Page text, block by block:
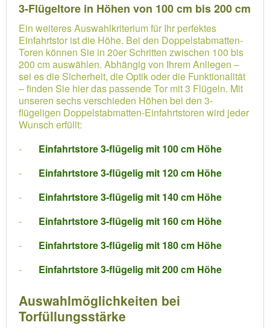
3-Flügeltore in Höhen von 100 cm bis 200 cm
Ein weiteres Auswahlkriterium für Ihr perfektes
Einfahrtstor ist die Höhe. Bei den Doppelstabmatten-
Toren können Sie in 20er Schritten zwischen 100 bis
200 cm auswählen. Abhängig von Ihrem Anliegen –
sei es die Sicherheit, die Optik oder die Funktionalität
– finden Sie hier das passende Tor mit 3 Flügeln. Mit
unseren sechs verschieden Höhen bei den 3-
flügeligen Doppelstabmatten-Einfahrtstoren wird jeder
Wunsch erfüllt:
- Einfahrtstore 3-flügelig mit 100 cm Höhe
- Einfahrtstore 3-flügelig mit 120 cm Höhe
- Einfahrtstore 3-flügelig mit 140 cm Höhe
- Einfahrtstore 3-flügelig mit 160 cm Höhe
- Einfahrtstore 3-flügelig mit 180 cm Höhe
- Einfahrtstore 3-flügelig mit 200 cm Höhe
Auswahlmöglichkeiten bei
Torfüllungsstärke